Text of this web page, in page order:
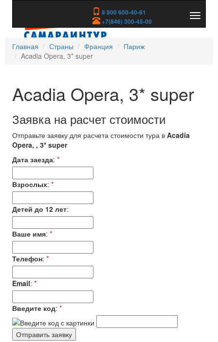
8 800 600-40-61
+7(846) 300-45-00
скрыть
Главная
Страны Франция
Париж
Acadia Opera, 3* super
Acadia Opera, 3* super
Заявка на расчет стоимости
Отправьте заявку для расчета стоимости тура в Acadia
Opera, , 3* super
Дата заезда: *
Взрослых: *
Детей до 12 лет:
Ваше имя: *
Телефон: *
Email: *
Введите код: *